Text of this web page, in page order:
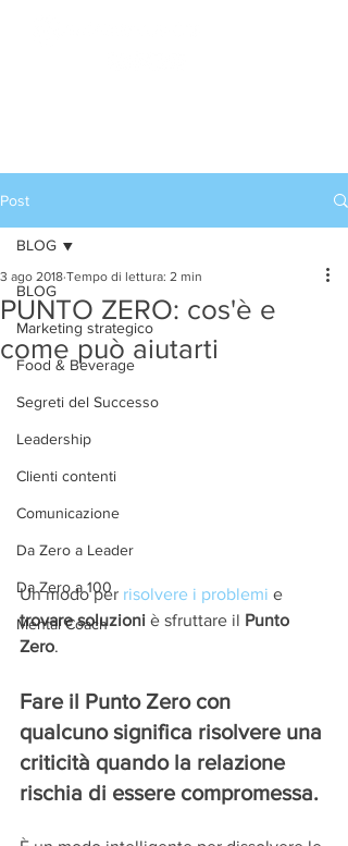
Post
BLOG
Marketing strategico
Food & Beverage
Segreti del Successo
Leadership
Clienti contenti
Comunicazione
Da Zero a Leader
Da Zero a 100
Mental Coach
BLOG
PUNTO ZERO: cos'è e
come può aiutarti
3 ago 2018 Tempo di lettura: 2 min
Un modo per risolvere i problemi e
trovare soluzioni è sfruttare il Punto
Zero.
Fare il Punto Zero con
qualcuno significa risolvere una
criticità quando la relazione
rischia di essere compromessa.